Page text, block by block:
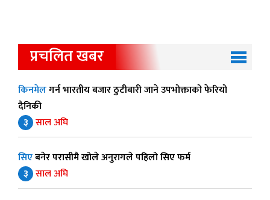
प्रचलित खबर
किनमेलगर्न भारतीय बजार ठुटीबारी जाने उपभोक्ताको फेरियो
दैनिकी
३ साल अघि
सिएबनेर परासीमै खोले अनुरागले पहिलो सिए फर्म
३ साल अघि